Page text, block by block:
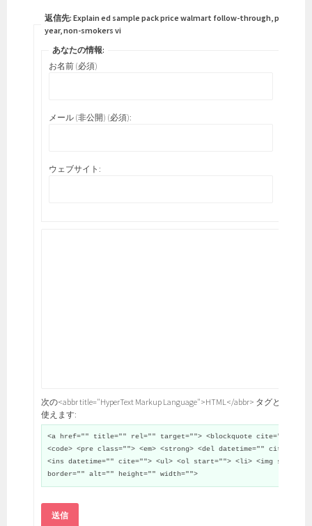
返信先: Explain ed sample pack price walmart follow-through, pushes
year, non-smokers vi
あなたの情報:
お名前 (必須)
メール (非公開) (必須):
ウェブサイト:
次の<abbr title="HyperText Markup Language">HTML</abbr> タグと属性が
使えます:
<a href="" title="" rel="" target=""> <blockquote cite="">
<code> <pre class=""> <em> <strong> <del datetime="" cite="">
<ins datetime="" cite=""> <ul> <ol start=""> <li> <img src=""
border="" alt="" height="" width="">
送信